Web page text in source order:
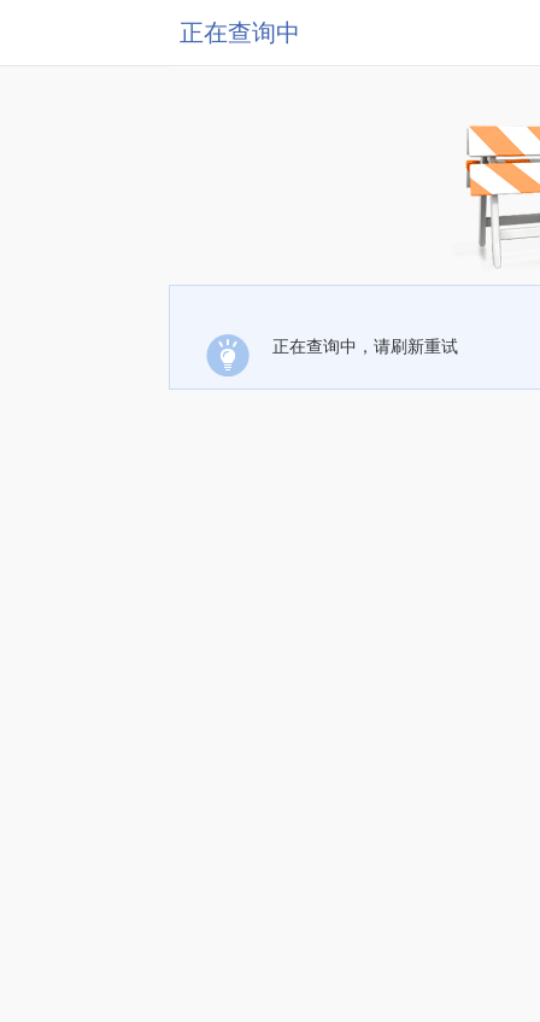
正在查询中
正在查询中，请刷新重试